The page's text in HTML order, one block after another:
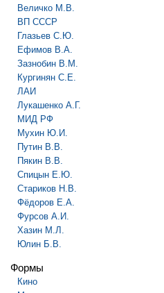
Величко М.В.
ВП СССР
Глазьев С.Ю.
Ефимов В.А.
Зазнобин В.М.
Кургинян С.Е.
ЛАИ
Лукашенко А.Г.
МИД РФ
Мухин Ю.И.
Путин В.В.
Пякин В.В.
Спицын Е.Ю.
Стариков Н.В.
Фёдоров Е.А.
Фурсов А.И.
Хазин М.Л.
Юлин Б.В.
Формы
Кино